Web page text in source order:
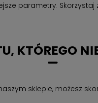
parametry. Skorzystaj
KTÓREGO
sklepie, możesz